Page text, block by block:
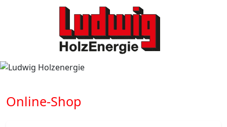
Online-Shop